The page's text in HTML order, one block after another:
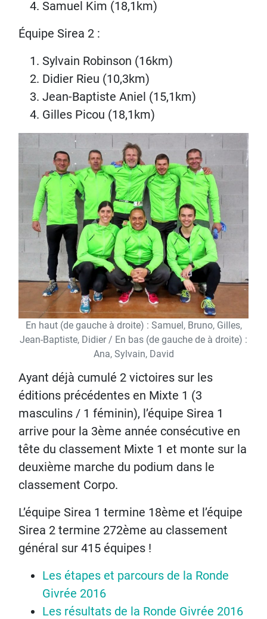
Samuel Kim (18,1km)
Équipe Sirea 2 :
Sylvain Robinson (16km)
Didier Rieu (10,3km)
Jean-Baptiste Aniel (15,1km)
Gilles Picou (18,1km)
En haut (de gauche à droite) : Samuel, Bruno, Gilles,
Jean-Baptiste, Didier / En bas (de gauche de à droite) :
Ana, Sylvain, David
Ayant déjà cumulé 2 victoires sur les
éditions précédentes en Mixte 1 (3
masculins / 1 féminin), l’équipe Sirea 1
arrive pour la 3ème année consécutive en
tête du classement Mixte 1 et monte sur la
deuxième marche du podium dans le
classement Corpo.
L’équipe Sirea 1 termine 18ème et l’équipe
Sirea 2 termine 272ème au classement
général sur 415 équipes !
Les étapes et parcours de la Ronde
Givrée 2016
Les résultats de la Ronde Givrée 2016